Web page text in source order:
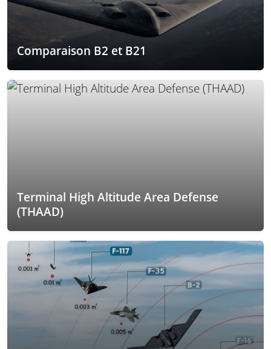
Comparaison B2 et B21
Terminal High Altitude Area Defense
(THAAD)